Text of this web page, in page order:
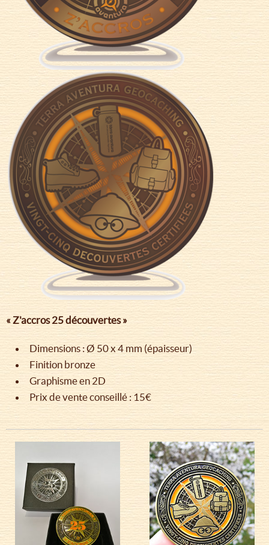
« Z'accros 25 découvertes »
Dimensions : Ø 50 x 4 mm (épaisseur)
Finition bronze
Graphisme en 2D
Prix de vente conseillé : 15€